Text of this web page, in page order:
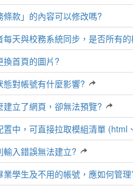
條款」的內容可以修改嗎?
每天與校務系統同步，是否所有
換首頁的圖片?
態對帳號有什麼影響?
建立了網頁，卻無法預覽?
置中，可直接拉取模組清單 (html
輸入錯誤無法建立?
業學生及不用的帳號，應如何管理